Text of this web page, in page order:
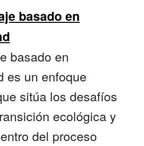
basado en
basado en
es un enfoque
sitúa los desafíos
ecológica y
del proceso